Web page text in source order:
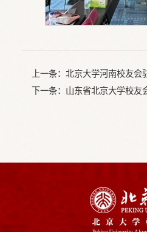
上一条： 北京大学河南校友会
下一条： 山东省北京大学校友